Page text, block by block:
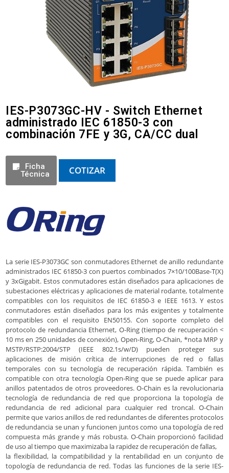
IES-P3073GC-HV - Switch Ethernet
administrado IEC 61850-3 con
combinación 7FE y 3G, CA/CC dual
Ficha
Técnica
COTIZAR
La serie IES-P3073GC son conmutadores Ethernet de anillo redundante
administrados IEC 61850-3 con puertos combinados 7×10/100Base-T(X)
y 3xGigabit. Estos conmutadores están diseñados para aplicaciones de
subestaciones eléctricas y aplicaciones de material rodante, totalmente
compatibles con los requisitos de IEC 61850-3 e IEEE 1613. Y estos
conmutadores están diseñados para los más exigentes y totalmente
compatibles con el requisito EN50155. Con soporte completo del
protocolo de redundancia Ethernet, O-Ring (tiempo de recuperación <
10 ms en 250 unidades de conexión), Open-Ring, O-Chain, *nota MRP y
MSTP/RSTP:2004/STP (IEEE 802.1s/w/D) pueden proteger sus
aplicaciones de misión crítica de interrupciones de red o fallas
temporales con su tecnología de recuperación rápida. También es
compatible con otra tecnología Open-Ring que se puede aplicar para
anillos patentados de otros proveedores. O-Chain es la revolucionaria
tecnología de redundancia de red que proporciona la topología de
redundancia de red adicional para cualquier red troncal. O-Chain
permite que varios anillos de red redundantes de diferentes protocolos
de redundancia se unan y funcionen juntos como una topología de red
compuesta más grande y más robusta. O-Chain proporcionó facilidad
de uso al tiempo que maximizaba la rapidez de recuperación de fallas,
la flexibilidad, la compatibilidad y la rentabilidad en un conjunto de
topología de redundancia de red. Todas las funciones de la serie IES-